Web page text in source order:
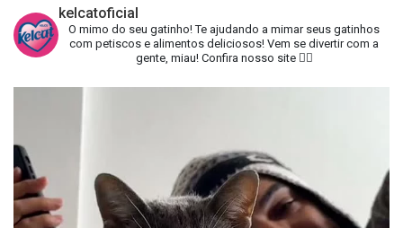
kelcatoficial
O mimo do seu gatinho!Te ajudando a mimar seus gatinhos
com petiscos e alimentos deliciosos! Vem se divertir com a
gente, miau!Confira nosso site 👇🏻